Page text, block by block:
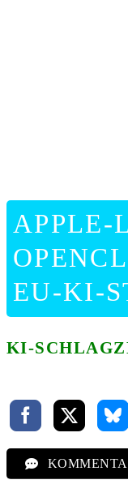
APPLE-
EU-KI-
KI-